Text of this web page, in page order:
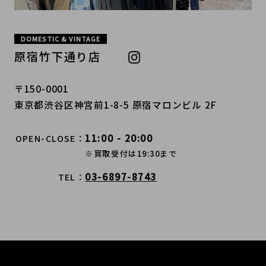
DOMESTIC & VINTAGE
原宿竹下通り店
〒150-0001
東京都渋谷区神宮前1-8-5 原宿マロンビル 2F
OPEN-CLOSE 11:00 - 20:00
※買取受付は19:30まで
TEL 03-6897-8743